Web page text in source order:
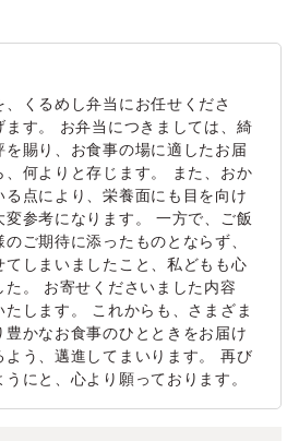
くるめし弁当にお任せくださ
ます。 お弁当につきましては、綺
を賜り、お食事の場に適したお届
、何よりと存じます。 また、おか
点により、栄養面にも目を向け
変参考になります。 一方で、ご飯
ご期待に添ったものとならず、
しまいましたこと、私どもも心
。 お寄せくださいました内容
します。 これからも、さまざま
豊かなお食事のひとときをお届け
よう、邁進してまいります。 再び
にと、心より願っております。